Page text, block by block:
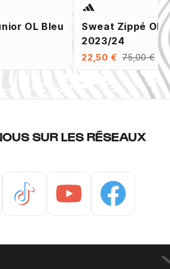
OL Bleu
Sweat Zippé OL
2023/24
22,50 € 75,00 €
SUR LES RÉSEAUX